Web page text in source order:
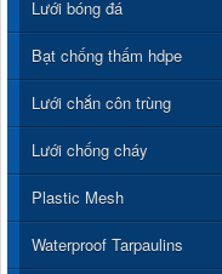
Lưới bóng đá
Bạt chống thấm hdpe
Lưới chắn côn trùng
Lưới chống cháy
Plastic Mesh
Waterproof Tarpaulins